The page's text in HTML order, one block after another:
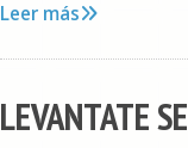
Leer más
LEVANTATE